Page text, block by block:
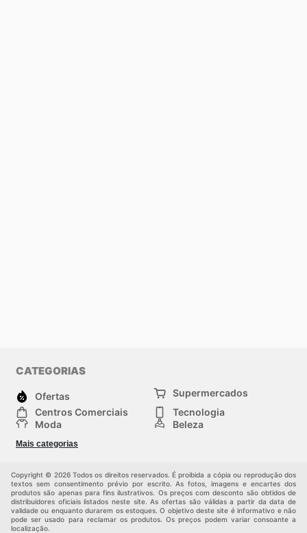
CATEGORIAS
Ofertas
Supermercados
Centros Comerciais
Tecnologia
Moda
Beleza
Construção e jardinagem
Mais categorias
Copyright © 2026 Todos os direitos reservados. É proibida a cópia ou reprodução dos
textos sem consentimento prévio por escrito. As fotos, imagens e encartes dos
produtos são apenas para fins ilustrativos. Os preços com desconto são obtidos de
distribuidores oficiais listados neste site. As ofertas são válidas a partir da data de
validade ou enquanto durarem os estoques. O objetivo deste site é informativo e não
pode ser usado para reclamar os produtos. Os preços podem variar consoante a
localização.